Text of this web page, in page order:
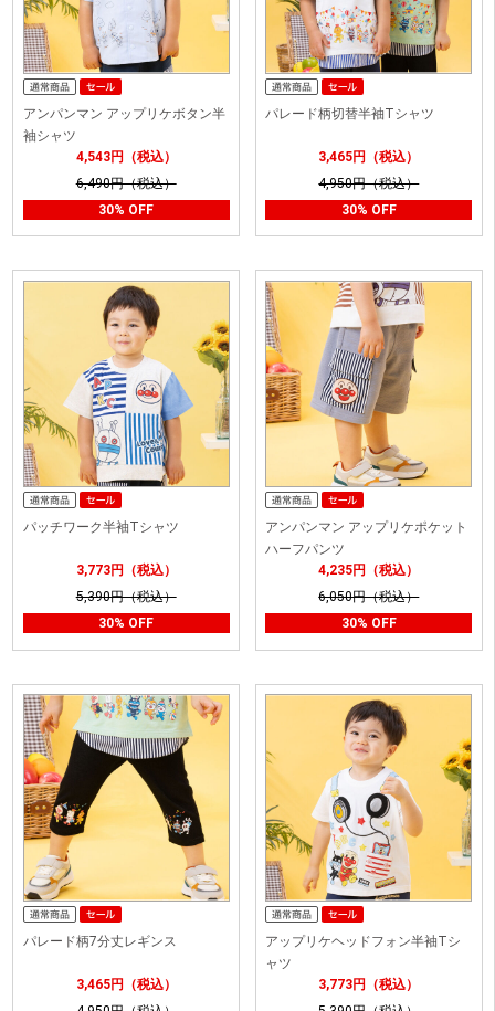
アンパンマン アップリケボタン半
袖シャツ
4,543円（税込）
6,490円（税込）
30% OFF
パレード柄切替半袖Tシャツ
3,465円（税込）
4,950円（税込）
30% OFF
パッチワーク半袖Tシャツ
3,773円（税込）
5,390円（税込）
30% OFF
アンパンマン アップリケポケット
ハーフパンツ
4,235円（税込）
6,050円（税込）
30% OFF
パレード柄7分丈レギンス
3,465円（税込）
アップリケヘッドフォン半袖Tシ
ャツ
3,773円（税込）